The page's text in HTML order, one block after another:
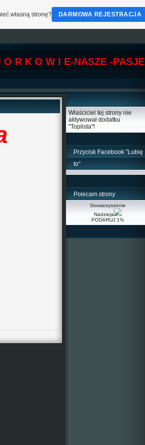
O R K O W I E-NASZE -PASJE
Właściciel tej strony nie
aktywował dodatku
"Toplista"!
Przycisk Facebook "Lubię
to"
Polecam strony
Stowarzyszenie
Nadzieja
PODARUJ 1%
własną stronę? DARMOWA REJESTRACJA